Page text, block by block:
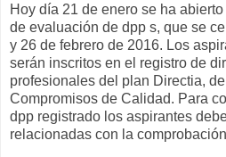
Hoy día 21 de enero se ha
de evaluación de dpp s, que se
y 26 de febrero de 2016. Los
serán inscritos en el registro de
profesionales del plan Directia,
Compromisos de Calidad. Para
dpp registrado los aspirantes
relacionadas con la